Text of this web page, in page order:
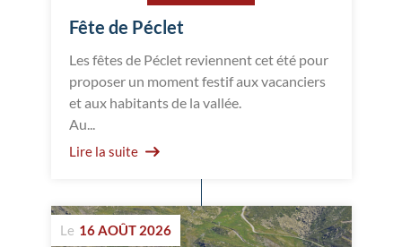
Fête de Péclet
Les fêtes de Péclet reviennent cet été pour
proposer un moment festif aux vacanciers
et aux habitants de la vallée.
Au...
Lire la suite
Le 16 AOÛT 2026